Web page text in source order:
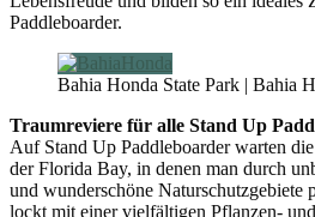
Paddleboarder.
Bahia Honda State Park | Bahia
Traumreviere für alle Stand Up
Auf Stand Up Paddleboarder warten
der Florida Bay, in denen man durch
und wunderschöne Naturschutzgebiete
lockt mit einer vielfältigen Pflanzen-